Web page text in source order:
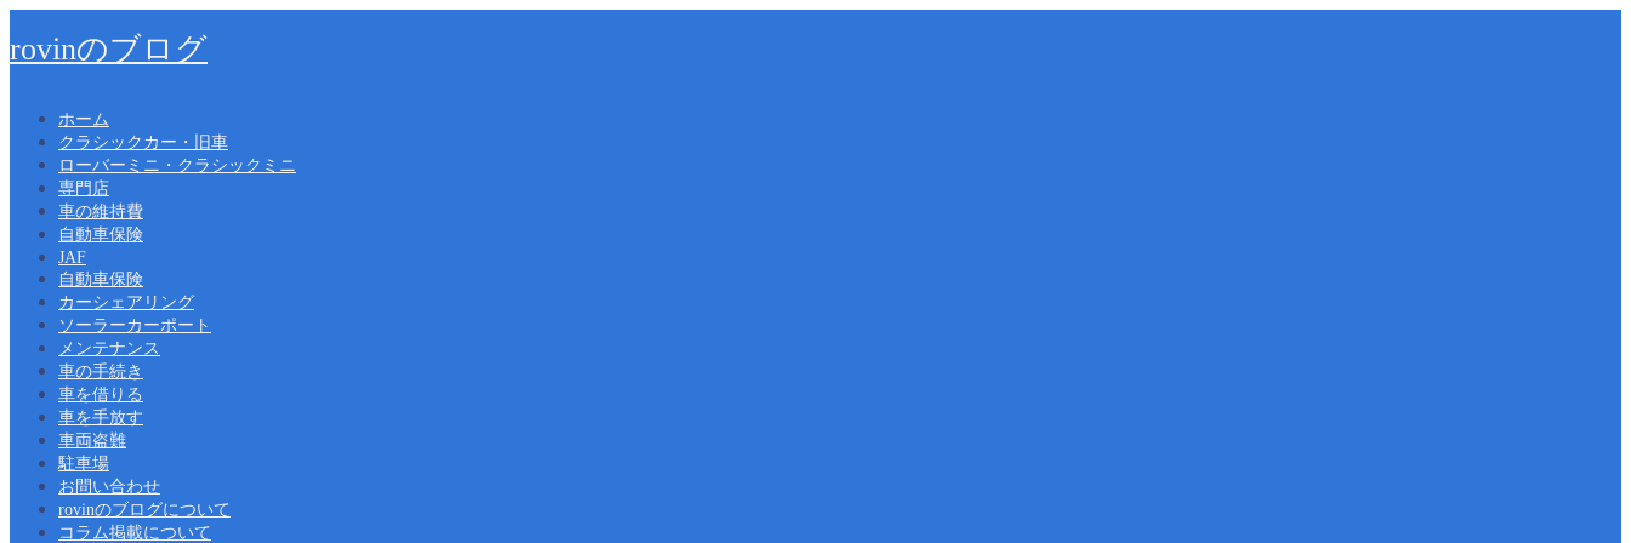
rovinのブログ
ホーム
クラシックカー・旧車
ローバーミニ・クラシックミニ
専門店
車の維持費
自動車保険
JAF
自動車保険
カーシェアリング
ソーラーカーポート
メンテナンス
車の手続き
車を借りる
車を手放す
車両盗難
駐車場
お問い合わせ
rovinのブログについて
コラム掲載について